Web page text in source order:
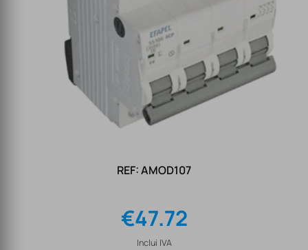
REF: AMOD107
€47.72
Inclui IVA